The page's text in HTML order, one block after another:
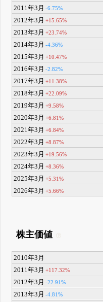
2011年3月 -6.75%
2012年3月 +15.65%
2013年3月 +23.74%
2014年3月 -4.36%
2015年3月 +10.47%
2016年3月 -2.82%
2017年3月 +11.38%
2018年3月 +22.09%
2019年3月 +9.58%
2020年3月 +6.81%
2021年3月 +6.84%
2022年3月 +8.87%
2023年3月 +19.56%
2024年3月 +8.36%
2025年3月 +5.31%
2026年3月 +5.66%
株主価値
2010年3月
2011年3月 +117.32%
2012年3月 -22.91%
2013年3月 -4.81%